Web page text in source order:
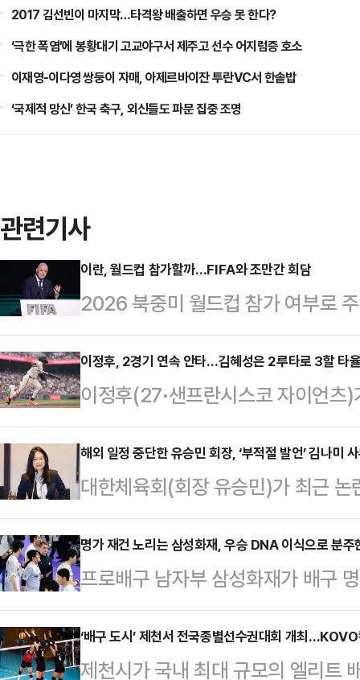
2017 김선빈이 마지막…타격왕 배출하면 우승 못 한다?
‘극한 폭염’에 봉황대기 고교야구서 제주고 선수 어지럼증 호소
이재영-이다영 쌍둥이 자매, 아제르바이잔 투란VC서 한솥밥
‘국제적 망신’ 한국 축구, 외신들도 파문 집중 조명
관련기사
이란, 월드컵 참가할까…FIFA와 조만간 회담
2026 북중미 월드컵 참가 여부로
(FIFA)과 회담을 통해 관련 논의를
각) 익명의 소식통을 인용해 “마티
20일 안으로 회담을 하자고 이란
청했다”고 보도했다.메흐디 타지
회에 참석하려 했다가 귀국한 뒤 자
FIFA와 회담을 가질 예정”이라고
30일 캐나다…
이정후, 2경기 연속 안타…김혜성은 2루타로 3할 타
이정후(27·샌프란시스코 자이언
는 2일(한국시각) 미국 플로리다주
열린 미국프로야구 메이저리그
수 1안타를 기록했다.시즌 타율은
다.7번 타자 중견수로 출장한 이정
물러난 뒤 두 번째 타석에서 곧바
1사 1루에서 타석에 들어선 이정후
152.6km 낮…
해외 일정 중단한 유승민 회장, ‘부적절 발언’ 김나미
대한체육회(회장 유승민)가 최근
부적절한 언행을 일삼은 사무총장
대한체육회는 사안의 시급성과 중
에 근거한 긴급 조치를 발동했다고
직무와 권한을 즉시 정지시키고 조
앞서 취할 수 있는 최고 수준의 조
명가 재건 노리는 삼성화재, 우승 DNA 이식으로 분주
프로배구 남자부 삼성화재가 배구
다.전통의 명가 삼성화재는 명성이
고 있다. 가장 최근 포스트시즌에
직전 시즌에는 창단 후 최다 11연
‘배구 도시’ 제천서 전국종별선수권대회 개최
제천시가 국내 최대 규모의 엘리트